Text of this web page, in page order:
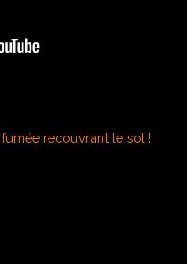
recouvrant le sol !